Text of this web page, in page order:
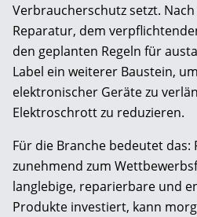
Verbraucherschutz setzt.
Reparatur, dem
den geplanten Regeln für
Label ein weiterer Baustein,
elektronischer Geräte zu
Elektroschrott zu reduzieren.
Für die Branche bedeutet das:
zunehmend zum
langlebige, reparierbare und
Produkte investiert, kann